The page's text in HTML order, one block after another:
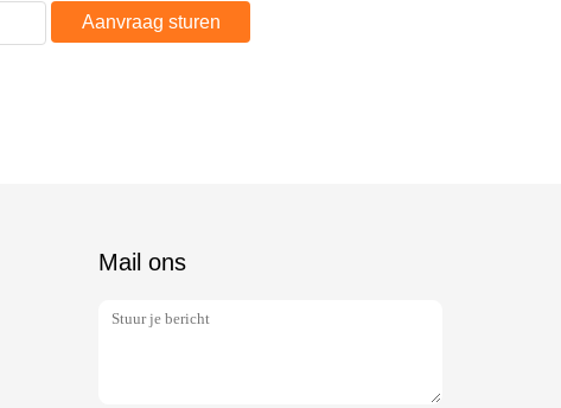
Aanvraag sturen
Mail ons